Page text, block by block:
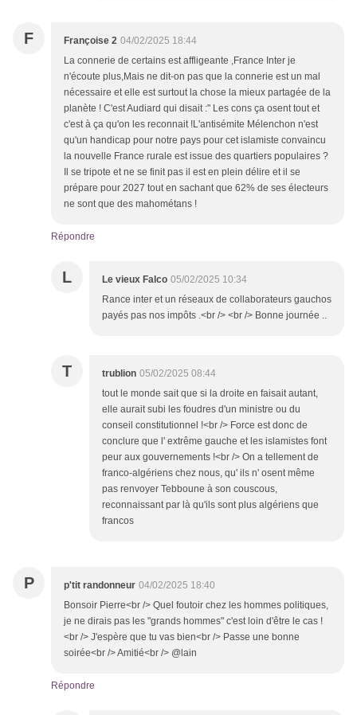
F Françoise 2 04/02/2025 18:44
La connerie de certains est affligeante ,France Inter je
n'écoute plus,Mais ne dit-on pas que la connerie est un mal
nécessaire et elle est surtout la chose la mieux partagée de la
planète ! C'est Audiard qui disait :" Les cons ça osent tout et
c'est à ça qu'on les reconnait !L'antisémite Mélenchon n'est
qu'un handicap pour notre pays pour cet islamiste convaincu
la nouvelle France rurale est issue des quartiers populaires ?
Il se tripote et ne se finit pas il est en plein délire et il se
prépare pour 2027 tout en sachant que 62% de ses électeurs
ne sont que des mahométans !
Répondre
L Le vieux Falco 05/02/2025 10:34
Rance inter et un réseaux de collaborateurs gauchos
payés pas nos impôts .<br /> <br /> Bonne journée ..
T trublion 05/02/2025 08:44
tout le monde sait que si la droite en faisait autant,
elle aurait subi les foudres d'un ministre ou du
conseil constitutionnel !<br /> Force est donc de
conclure que l' extrême gauche et les islamistes font
peur aux gouvernements !<br /> On a tellement de
franco-algériens chez nous, qu' ils n' osent même
pas renvoyer Tebboune à son couscous,
reconnaissant par là qu'ils sont plus algériens que
francos
P p'tit randonneur 04/02/2025 18:40
Bonsoir Pierre<br /> Quel foutoir chez les hommes politiques,
je ne dirais pas les "grands hommes" c'est loin d'être le cas !
<br /> J'espère que tu vas bien<br /> Passe une bonne
soirée<br /> Amitié<br /> @lain
Répondre